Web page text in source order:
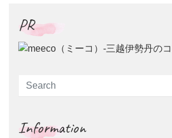
PR
Information